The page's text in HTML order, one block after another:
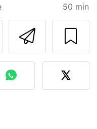
50 min
Invia
Stampa la
l'autore
di